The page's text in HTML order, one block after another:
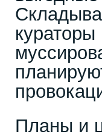
Планы и